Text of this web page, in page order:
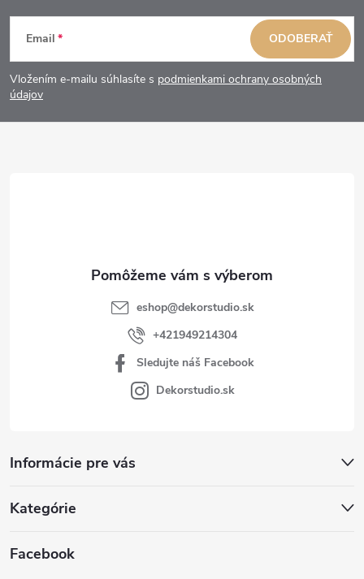
Z
á
p
Email
Vložením e-mailu súhlasíte s podmienkami ochrany osobných
údajov
ODOBERAŤ
Informácie pre vás
Kategórie
Facebook
eshop@dekorstudio.sk
+421949214304
Sledujte náš Facebook
Dekorstudio.sk